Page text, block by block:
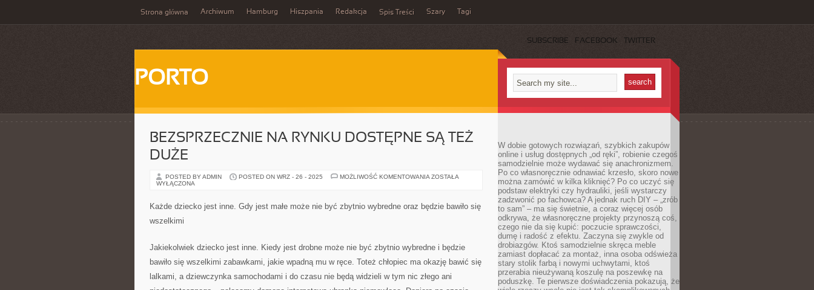
Strona główna Archiwum Hamburg Hiszpania Redakcja Spis Treści Szary Tagi
SUBSCRIBE FACEBOOK TWITTER
PORTO
BEZSPRZECZNIE NA RYNKU DOSTĘPNE SĄ TEŻ
DUŻE
POSTED BY ADMIN POSTED ON WRZ - 26 - 2025 MOŻLIWOŚĆ KOMENTOWANIA BEZSPRZECZNIE
SĄ
TEŻ
ZOSTAŁA
WYŁĄCZONA
Każde dziecko jest inne. Gdy jest małe może nie być zbytnio wybredne oraz będzie bawiło się
wszelkimi
Jakiekolwiek dziecko jest inne. Kiedy jest drobne może nie być zbytnio wybredne i będzie
bawiło się wszelkimi zabawkami, jakie wpadną mu w ręce. Toteż chłopiec ma okazję bawić się
lalkami, a dziewczynka samochodami i do czasu nie będą widzieli w tym nic złego ani
W dobie gotowych rozwiązań, szybkich zakupów
online i usług dostępnych „od ręki”, robienie czegoś
samodzielnie może wydawać się anachronizmem.
Po co własnoręcznie odnawiać krzesło, skoro nowe
można zamówić w kilka kliknięć? Po co uczyć się
podstaw elektryki czy hydrauliki, jeśli wystarczy
zadzwonić po fachowca? A jednak ruch DIY – „zrób
to sam” – ma się świetnie, a coraz więcej osób
odkrywa, że własnoręczne projekty przynoszą coś,
czego nie da się kupić: poczucie sprawczości,
dumę i radość z efektu. Zaczyna się zwykle od
drobiazgów. Ktoś samodzielnie skręca meble
zamiast dopłacać za montaż, inna osoba odświeża
stary stolik farbą i nowymi uchwytami, ktoś
przerabia nieużywaną koszulę na poszewkę na
poduszkę. Te pierwsze doświadczenia pokazują, że